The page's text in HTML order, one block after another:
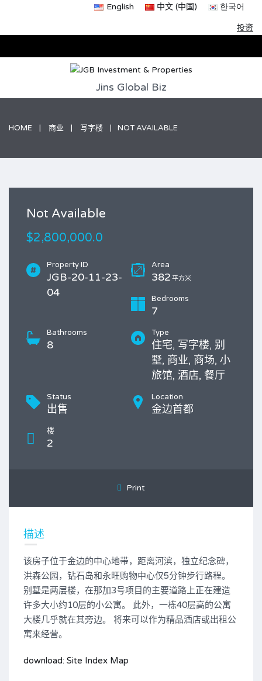
English 中文 (中国) 한국어
投资
Jins Global Biz
HOME 商业 写字楼 NOT AVAILABLE
Not Available
$2,800,000.0
Property ID
JGB-20-11-23-
04
Area
382 平方米
Bedrooms
7
Bathrooms
8
Type
住宅, 写字楼, 别
墅, 商业, 商场, 小
旅馆, 酒店, 餐厅
Status
出售
Location
金边首都
楼
2
Print
描述
该房子位于金边的中心地带，距离河滨，独立纪念碑，
洪森公园，钻石岛和永旺购物中心仅5分钟步行路程。
别墅是两层楼，在那加3号项目的主要道路上正在建造
许多大小约10层的小公寓。 此外，一栋40层高的公寓
大楼几乎就在其旁边。 将来可以作为精品酒店或出租公
寓来经营。
download: Site Index Map